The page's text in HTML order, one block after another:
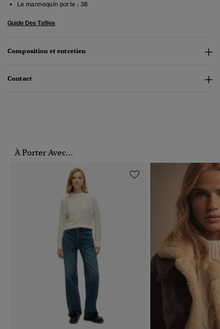
Le mannequin porte : 38
Guide Des Tailles
Composition et entretien
Contact
À Porter Avec...